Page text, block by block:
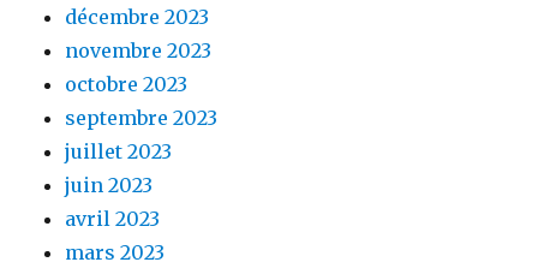
décembre 2023
novembre 2023
octobre 2023
septembre 2023
juillet 2023
juin 2023
avril 2023
mars 2023